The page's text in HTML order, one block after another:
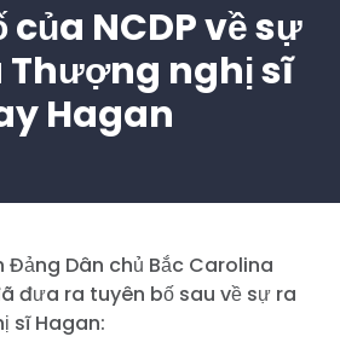
NCDP về sự
Thượng nghị sĩ
Hagan
Đảng Dân chủ Bắc Carolina
đưa ra tuyên bố sau về sự ra
sĩ Hagan: